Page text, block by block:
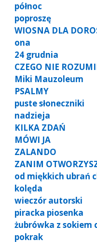
północ
poproszę
WIOSNA DLA
ona
24 grudnia
CZEGO NIE
Miki Mauzoleum
PSALMY
puste słoneczniki
nadzieja
KILKA ZDAŃ
MÓWI JA
ZALANDO
ZANIM
od miękkich ubrań
kolęda
wieczór autorski
piracka piosenka
żubrówka z sokiem
pokrak